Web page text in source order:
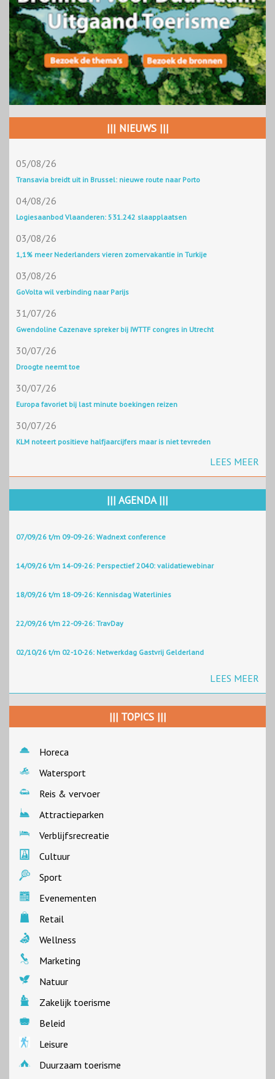
||| NIEUWS |||
05/08/26
Transavia breidt uit in Brussel: nieuwe route naar Porto
04/08/26
Logiesaanbod Vlaanderen: 531.242 slaapplaatsen
03/08/26
1,1% meer Nederlanders vieren zomervakantie in Turkije
03/08/26
GoVolta wil verbinding naar Parijs
31/07/26
Gwendoline Cazenave spreker bij IWTTF congres in Utrecht
30/07/26
Droogte neemt toe
30/07/26
Europa favoriet bij last minute boekingen reizen
30/07/26
KLM noteert positieve halfjaarcijfers maar is niet tevreden
LEES MEER
||| AGENDA |||
07/09/26 t/m 09-09-26: Wadnext conference
14/09/26 t/m 14-09-26: Perspectief 2040: validatiewebinar
18/09/26 t/m 18-09-26: Kennisdag Waterlinies
22/09/26 t/m 22-09-26: TravDay
02/10/26 t/m 02-10-26: Netwerkdag Gastvrij Gelderland
LEES MEER
||| TOPICS |||
Horeca
Watersport
Reis & vervoer
Attractieparken
Verblijfsrecreatie
Cultuur
Sport
Evenementen
Retail
Wellness
Marketing
Natuur
Zakelijk toerisme
Beleid
Leisure
Duurzaam toerisme